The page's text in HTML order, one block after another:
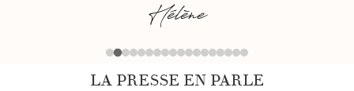
Rachel
LA PRESSE EN PARLE